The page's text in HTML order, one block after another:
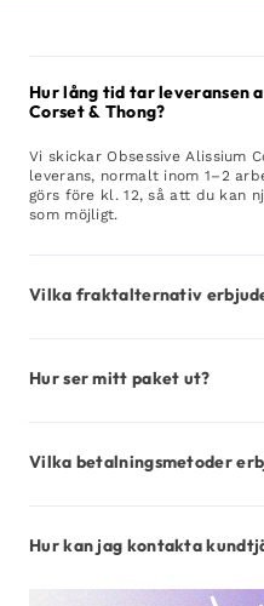
Hur lång tid tar leveransen
Corset & Thong?
Vi skickar Obsessive Alissium
leverans, normalt inom 1–2
görs före kl. 12, så att du kan
som möjligt.
Vilka fraktalternativ
Hur ser mitt paket ut?
Vilka betalningsmetoder
Hur kan jag kontakta